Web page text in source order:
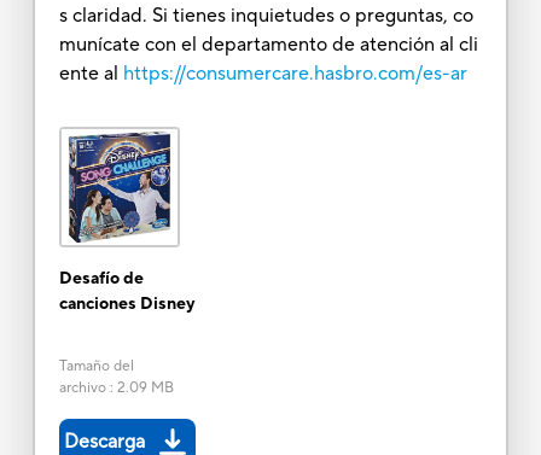
s claridad. Si tienes inquietudes o preguntas, co
munícate con el departamento de atención al cli
ente al https://consumercare.hasbro.com/es-ar
Desafío de
canciones Disney
Tamaño del
archivo: 2.09 MB
Descarga